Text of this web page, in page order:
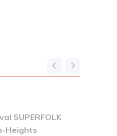
SUPERFOLK
Heights